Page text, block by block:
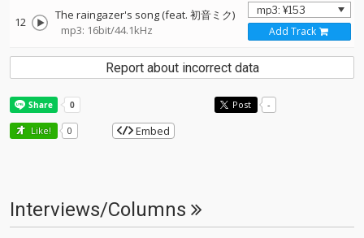
12
The raingazer's song (feat. 初音ミク)
mp3: 16bit/44.1kHz
Add Track
Report about incorrect data
Post -
Like! 0 Embed
Interviews/Columns